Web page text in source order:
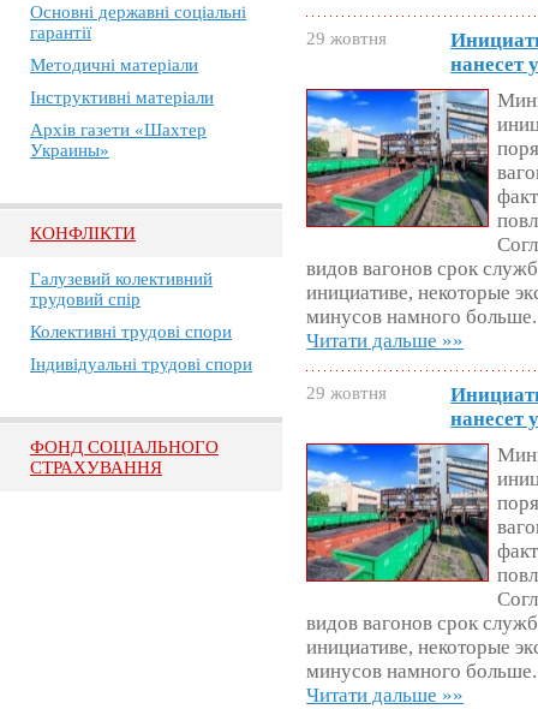
Основні державні соціальні
гарантії
Методичні матеріали
Інструктивні матеріали
Архів газети «Шахтер
Украины»
КОНФЛІКТИ
Галузевий колективний
трудовий спір
Колективні трудові спори
Індивідуальні трудові спори
ФОНД СОЦІАЛЬНОГО
СТРАХУВАННЯ
29 жовтня
нанесет
видов вагонов срок
инициативе, некоторые
минусов намного
Читати дальше »»
29 жовтня
нанесет
видов вагонов срок
инициативе, некоторые
минусов намного
Читати дальше »»